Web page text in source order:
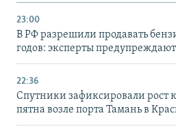
23:00
В РФ разрешили продавать
годов: эксперты
22:36
Спутники зафиксировали рост
пятна возле порта Тамань в